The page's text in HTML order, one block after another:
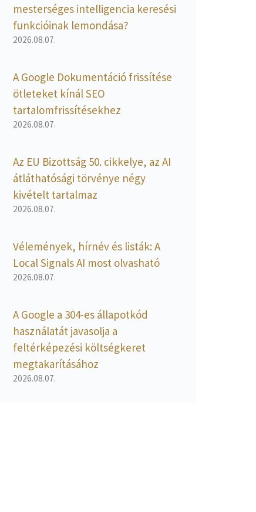
mesterséges intelligencia keresési
funkcióinak lemondása?
2026.08.07.
A Google Dokumentáció frissítése
ötleteket kínál SEO
tartalomfrissítésekhez
2026.08.07.
Az EU Bizottság 50. cikkelye, az AI
átláthatósági törvénye négy
kivételt tartalmaz
2026.08.07.
Vélemények, hírnév és listák: A
Local Signals AI most olvasható
2026.08.07.
A Google a 304-es állapotkód
használatát javasolja a
feltérképezési költségkeret
megtakarításához
2026.08.07.